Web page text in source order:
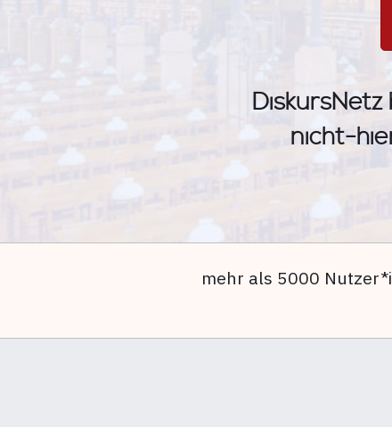
nicht-
mehr als 5000